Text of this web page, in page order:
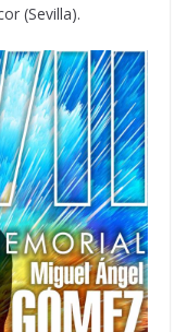
(Sevilla).